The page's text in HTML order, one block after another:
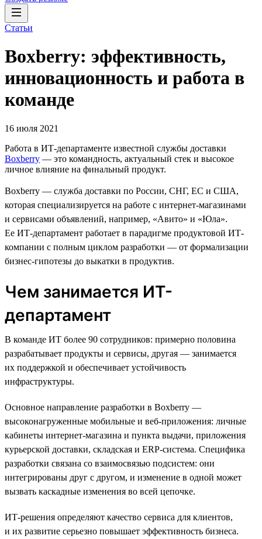
Статьи
Boxberry: эффективность,
инновационность и работа в
команде
16 июля 2021
Работа в ИТ-департаменте известной службы доставки
Boxberry — это командность, актуальный стек и высокое
личное влияние на финальный продукт.
Boxberry — служба доставки по России, СНГ, ЕС и США,
которая специализируется на работе с интернет-магазинами
и сервисами объявлений, например, «Авито» и «Юла».
Ее ИТ-департамент работает в парадигме продуктовой ИТ-
компании с полным циклом разработки — от формализации
бизнес-гипотезы до выкатки в продуктив.
Чем занимается ИТ-
департамент
В команде ИТ более 90 сотрудников: примерно половина
разрабатывает продукты и сервисы, другая — занимается
их поддержкой и обеспечивает устойчивость
инфраструктуры.
Основное направление разработки в Boxberry —
высоконагруженные мобильные и веб-приложения: личные
кабинеты интернет-магазина и пункта выдачи, приложения
курьерской доставки, складская и ERP-система. Специфика
разработки связана со взаимосвязью подсистем: они
интегрированы друг с другом, и изменение в одной может
вызвать каскадные изменения во всей цепочке.
ИТ-решения определяют качество сервиса для клиентов,
и их развитие серьезно повышает эффективность бизнеса.